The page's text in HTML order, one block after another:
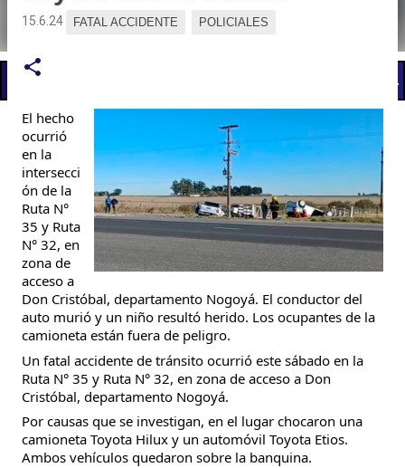
📢 LO ÚLTIMO
15.6.24 FATAL ACCIDENTE POLICIALES
El hecho
ocurrió
en la
intersecci
ón de la
Ruta N°
35 y Ruta
N° 32, en
zona de
acceso a
Don Cristóbal, departamento Nogoyá. El conductor del
auto murió y un niño resultó herido. Los ocupantes de la
camioneta están fuera de peligro.
Un fatal accidente de tránsito ocurrió este sábado en la
Ruta N° 35 y Ruta N° 32, en zona de acceso a Don
Cristóbal, departamento Nogoyá.
Por causas que se investigan, en el lugar chocaron una
camioneta Toyota Hilux y un automóvil Toyota Etios.
Ambos vehículos quedaron sobre la banquina.